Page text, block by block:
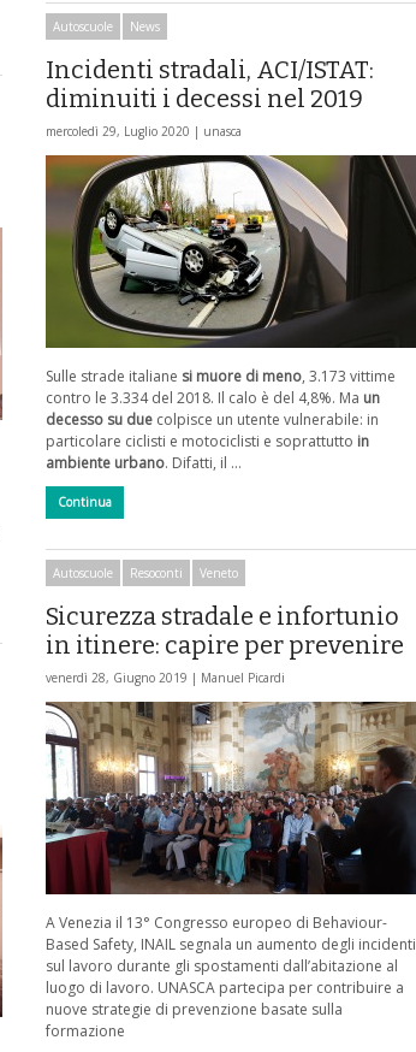
Autoscuole News
Incidenti stradali, ACI/ISTAT:
diminuiti i decessi nel 2019
mercoledì 29, Luglio 2020 | unasca
Sulle strade italiane si muore di meno, 3.173 vittime
contro le 3.334 del 2018. Il calo è del 4,8%. Ma un
decesso su due colpisce un utente vulnerabile: in
particolare ciclisti e motociclisti e soprattutto in
ambiente urbano. Difatti, il …
Continua
Autoscuole Resoconti Veneto
Sicurezza stradale e infortunio
in itinere: capire per prevenire
venerdì 28, Giugno 2019 | Manuel Picardi
A Venezia il 13° Congresso europeo di Behaviour-
Based Safety, INAIL segnala un aumento degli incidenti
sul lavoro durante gli spostamenti dall’abitazione al
luogo di lavoro. UNASCA partecipa per contribuire a
nuove strategie di prevenzione basate sulla
formazione